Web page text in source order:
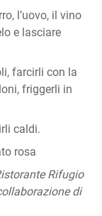
l’uovo, il vino
e lasciare
farcirli con la
friggerli in
caldi.
rosa
Rifugio
di